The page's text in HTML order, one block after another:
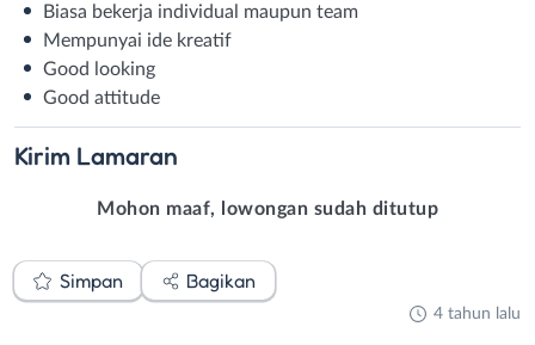
Biasa bekerja individual maupun team
Mempunyai ide kreatif
Good looking
Good attitude
Kirim Lamaran
Mohon maaf, lowongan sudah ditutup
Simpan Bagikan
4 tahun lalu